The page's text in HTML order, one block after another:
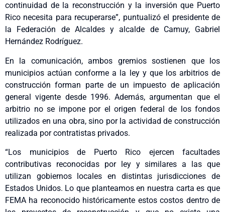
continuidad de la reconstrucción y la inversión que Puerto
Rico necesita para recuperarse”, puntualizó el presidente de
la Federación de Alcaldes y alcalde de Camuy, Gabriel
Hernández Rodríguez.
En la comunicación, ambos gremios sostienen que los
municipios actúan conforme a la ley y que los arbitrios de
construcción forman parte de un impuesto de aplicación
general vigente desde 1996. Además, argumentan que el
arbitrio no se impone por el origen federal de los fondos
utilizados en una obra, sino por la actividad de construcción
realizada por contratistas privados.
“Los municipios de Puerto Rico ejercen facultades
contributivas reconocidas por ley y similares a las que
utilizan gobiernos locales en distintas jurisdicciones de
Estados Unidos. Lo que planteamos en nuestra carta es que
FEMA ha reconocido históricamente estos costos dentro de